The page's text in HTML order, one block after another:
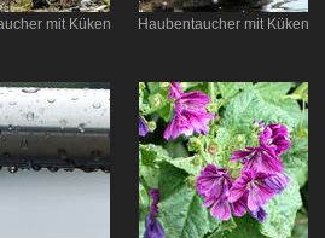
mit Küken Haubentaucher mit Küken